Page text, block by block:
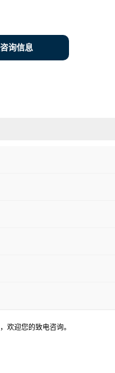
询信息
欢迎您的致电咨询。